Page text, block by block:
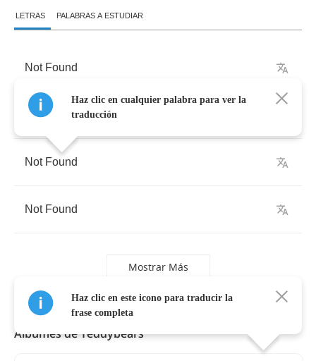
LETRAS PALABRAS A ESTUDIAR
Not Found
Not Found
Not Found
Not Found
Mostrar Más
Haz clic en cualquier palabra para ver la
traducción
Haz clic en este icono para traducir la
frase completa
Álbumes de Teddybears